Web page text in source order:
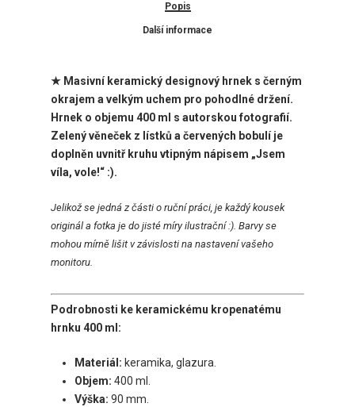
Popis
Další informace
★ Masivní keramický designový hrnek s černým
okrajem a velkým uchem pro pohodlné držení.
Hrnek o objemu 400 ml s autorskou fotografií.
Zelený věneček z lístků a červených bobulí je
doplněn uvnitř kruhu vtipným nápisem „Jsem
víla, vole!“ :).
Jelikož se jedná z části o ruční práci, je každý kousek
originál a fotka je do jisté míry ilustrační :). Barvy se
mohou mírně lišit v závislosti na nastavení vašeho
monitoru.
Podrobnosti ke keramickému kropenatému
hrnku 400 ml:
Materiál: keramika, glazura.
Objem: 400 ml.
Výška: 90 mm.